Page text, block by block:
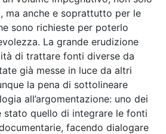
ma anche e soprattutto per le
sono richieste per poterlo
La grande erudizione
di trattare fonti diverse da
già messe in luce da altri
la pena di sottolineare
all’argomentazione: uno dei
stato quello di integrare le fonti
facendo dialogare